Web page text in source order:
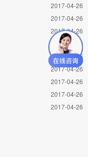
2017-04-26
2017-04-26
2017-04-26
2017-04-26
2017-04-26
2017-04-26
2017-04-26
2017-04-26
2017-04-26